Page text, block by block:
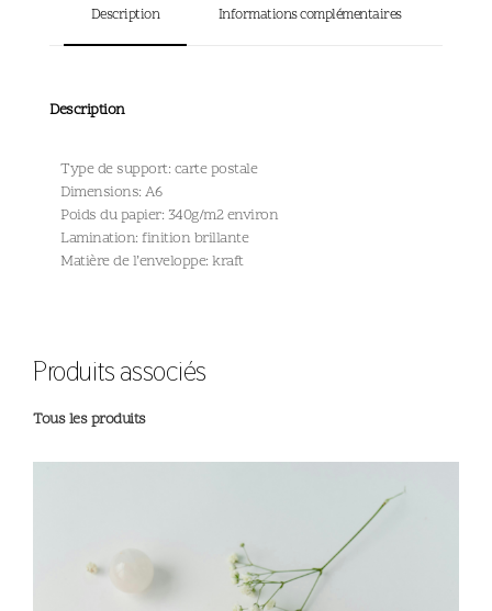
Description Informations complémentaires
Description
Type de support: carte postale
Dimensions: A6
Poids du papier: 340g/m2 environ
Lamination: finition brillante
Matière de l’enveloppe: kraft
Produits associés
Tous les produits